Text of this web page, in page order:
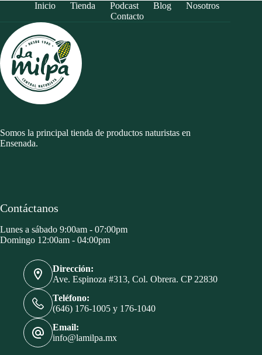
Inicio Tienda Podcast Blog
Nosotros
Contacto
Somos la principal tienda de productos naturistas en
Ensenada.
Contáctanos
Lunes a sábado 9:00am - 07:00pm
Domingo 12:00am - 04:00pm
Dirección:
Ave. Espinoza #313, Col. Obrera. CP 22830
Teléfono:
(646) 176-1005 y 176-1040
Email:
info@lamilpa.mx